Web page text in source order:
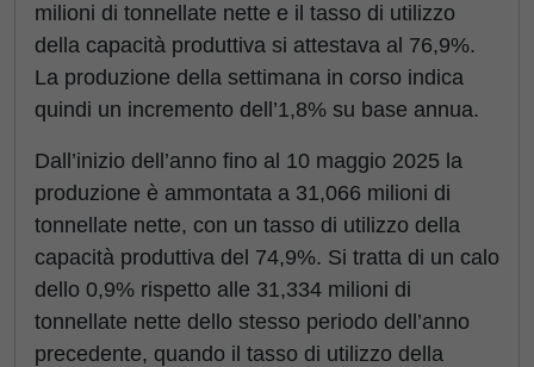
milioni di tonnellate nette e il tasso di utilizzo
della capacità produttiva si attestava al 76,9%.
La produzione della settimana in corso indica
quindi un incremento dell’1,8% su base annua.
Dall’inizio dell’anno fino al 10 maggio 2025 la
produzione è ammontata a 31,066 milioni di
tonnellate nette, con un tasso di utilizzo della
capacità produttiva del 74,9%. Si tratta di un calo
dello 0,9% rispetto alle 31,334 milioni di
tonnellate nette dello stesso periodo dell’anno
precedente, quando il tasso di utilizzo della